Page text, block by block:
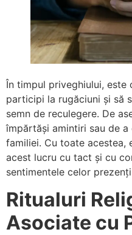
În timpul priveghiului, este
participi la rugăciuni și să
semn de reculegere. De
împărtăși amintiri sau de
familiei. Cu toate acestea,
acest lucru cu tact și cu
sentimentele celor
Ritualuri
Asociate cu